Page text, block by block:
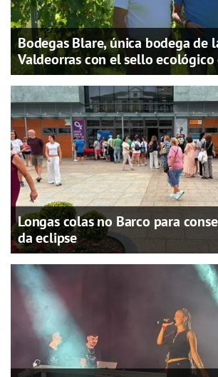
Bodegas Blare, única bodega de
Valdeorras con el sello
Longas colas no Barco para
da eclipse